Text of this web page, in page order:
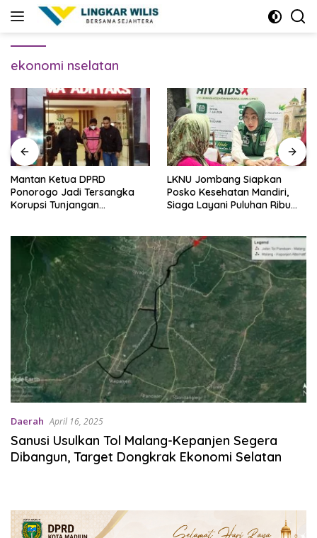
ekonomi nselatan
Mantan Ketua DPRD
Ponorogo Jadi Tersangka
Korupsi Tunjangan
LKNU Jombang Siapkan
Posko Kesehatan Mandiri,
Siaga Layani Puluhan Ribu
Daerah April 16, 2025
Sanusi Usulkan Tol Malang-Kepanjen Segera
Dibangun, Target Dongkrak Ekonomi Selatan